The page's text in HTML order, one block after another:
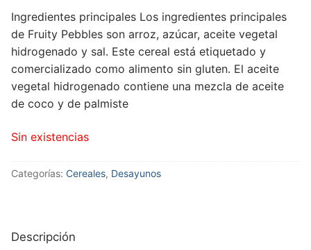
Ingredientes principales Los ingredientes principales
de Fruity Pebbles son arroz, azúcar, aceite vegetal
hidrogenado y sal. Este cereal está etiquetado y
comercializado como alimento sin gluten. El aceite
vegetal hidrogenado contiene una mezcla de aceite
de coco y de palmiste
Sin existencias
Categorías: Cereales, Desayunos
Descripción